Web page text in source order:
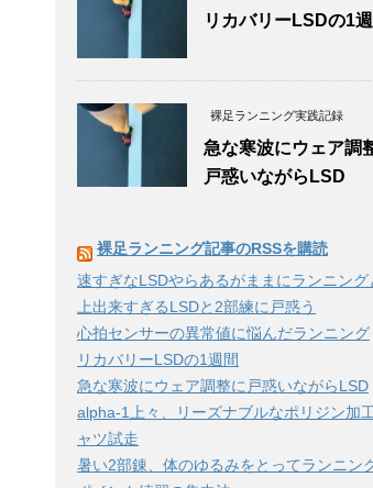
リカバリーLSDの1
裸足ランニング実践記録
急な寒波にウェア調
戸惑いながらLSD
裸足ランニング記事のRSSを購読
速すぎなLSDやらあるがままにランニング
上出来すぎるLSDと2部練に戸惑う
心拍センサーの異常値に悩んだランニング
リカバリーLSDの1週間
急な寒波にウェア調整に戸惑いながらLSD
alpha-1上々、リーズナブルなポリジン加
ャツ試走
暑い2部錬、体のゆるみをとってランニング